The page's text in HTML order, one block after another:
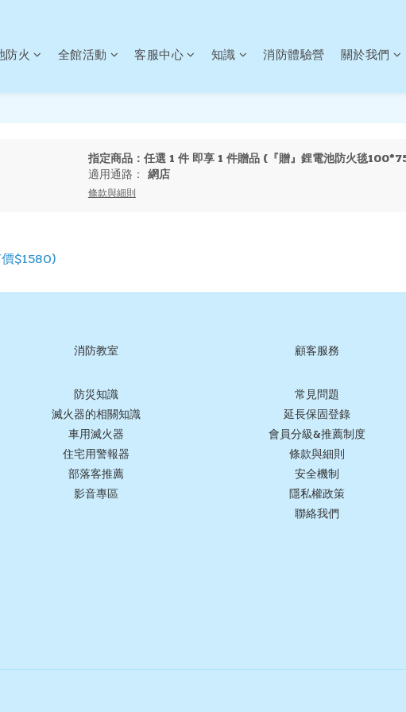
防火 全館活動 客服中心 知識 消防體驗營 關於我們
指定商品：任選 1 件 即享 1 件贈品 (『贈』鋰電池防火毯
適用通路： 網店
條款與細則
$1580)
消防教室
防災知識
滅火器的相關知識
車用滅火器
住宅用警報器
部落客推薦
影音專區
顧客服務
常見問題
延長保固登錄
會員分級&推薦制度
條款與細則
安全機制
隱私權政策
聯絡我們